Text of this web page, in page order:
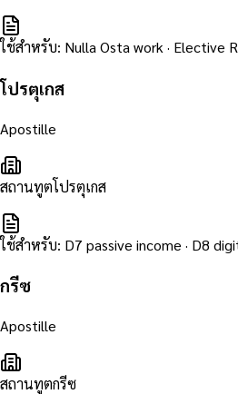
ใช้สำหรับ: Nulla Osta work · Elective
โปรตุเกส
Apostille
สถานทูตโปรตุเกส
ใช้สำหรับ: D7 passive income · D8
กรีซ
Apostille
สถานทูตกรีซ